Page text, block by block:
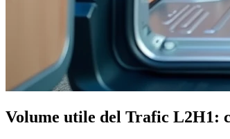
Volume utile del Trafic L2H1: